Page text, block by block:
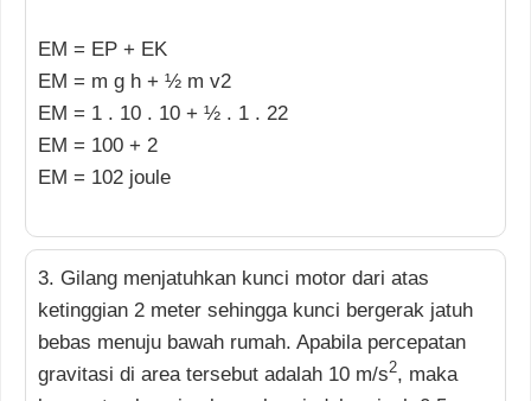
EM = EP + EK
EM = m g h + ½ m v2
EM = 1 . 10 . 10 + ½ . 1 . 22
EM = 100 + 2
EM = 102 joule
3. Gilang menjatuhkan kunci motor dari atas
ketinggian 2 meter sehingga kunci bergerak jatuh
bebas menuju bawah rumah. Apabila percepatan
gravitasi di area tersebut adalah 10 m/s2, maka